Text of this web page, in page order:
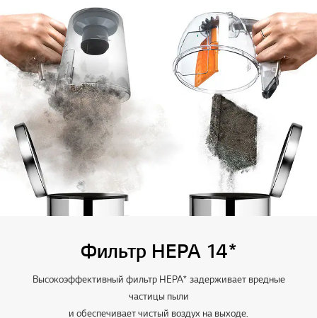
Фильтр HEPA 14*
Высокоэффективный фильтр HEPA* задерживает вредные
частицы пыли
и обеспечивает чистый воздух на выходе.